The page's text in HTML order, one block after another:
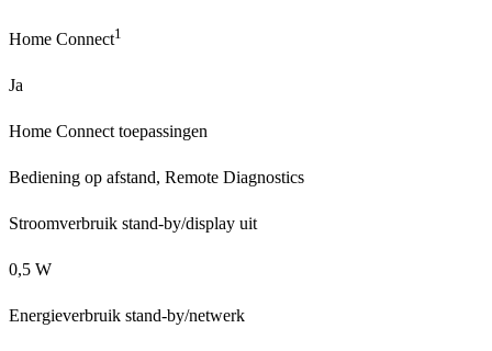
Home Connect1
Ja
Home Connect toepassingen
Bediening op afstand, Remote Diagnostics
Stroomverbruik stand-by/display uit
0,5 W
Energieverbruik stand-by/netwerk